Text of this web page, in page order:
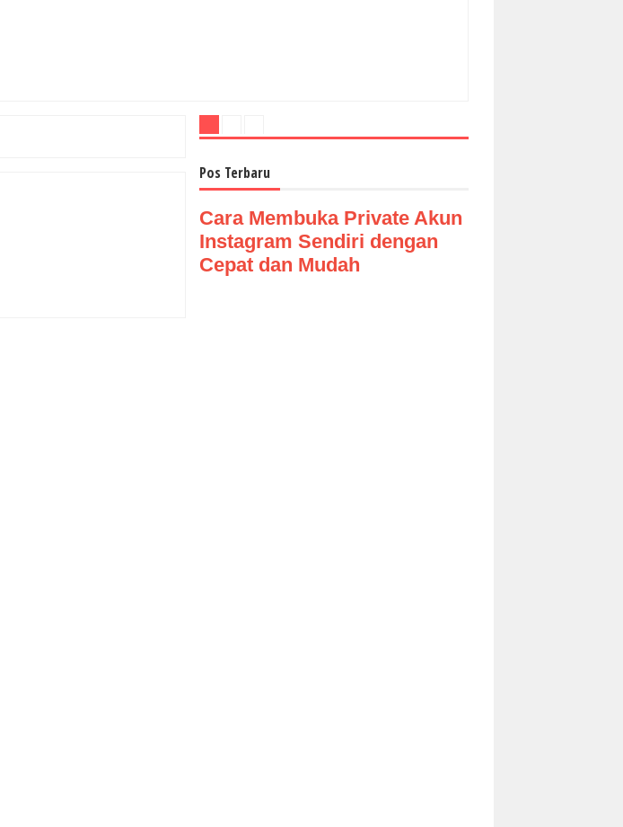
Pos Terbaru
Cara Membuka Private Akun
Instagram Sendiri dengan
Cepat dan Mudah